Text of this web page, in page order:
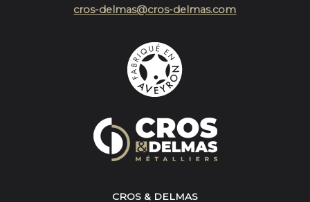
cros-delmas@cros-delmas.com
CROS & DELMAS